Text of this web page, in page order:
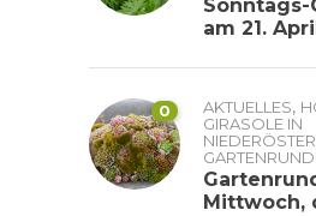
am 21. April
0 AKTUELLES,
GIRASOLE IN
Mittwoch,